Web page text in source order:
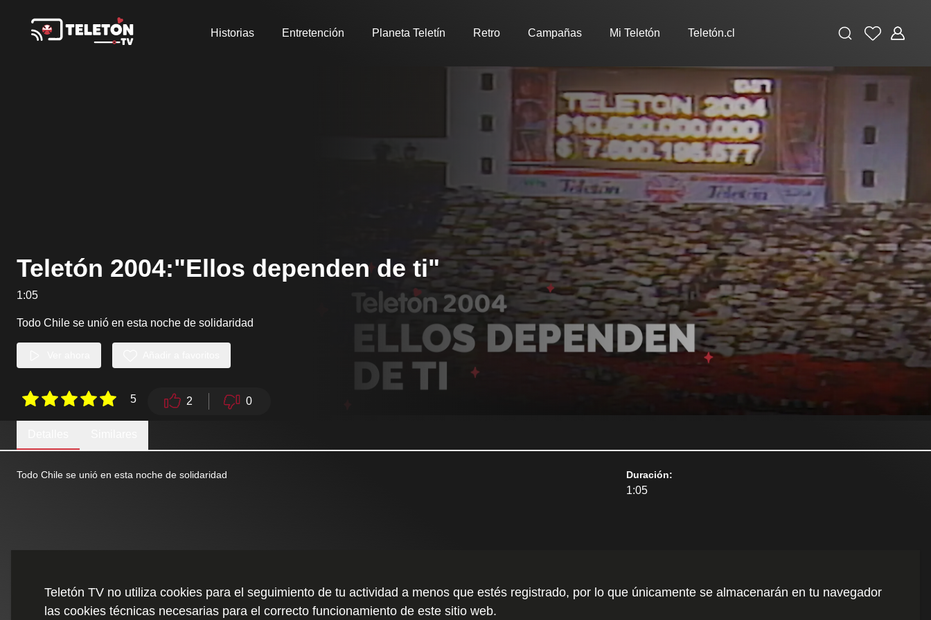
Historias Entretención Planeta Teletín Retro Campañas Mi Teletón Teletón.cl BuscarFavoritos
Teletón 2004:"Ellos dependen de ti"
1:05
Todo Chile se unió en esta noche de solidaridad
5 2 0
Todo Chile se unió en esta noche de solidaridad Duración:
1:05
Teletón TV no utiliza cookies para el seguimiento de tu actividad a menos que estés registrado, por lo que únicamente se almacenarán en tu navegador
las cookies técnicas necesarias para el correcto funcionamiento de este sitio web.